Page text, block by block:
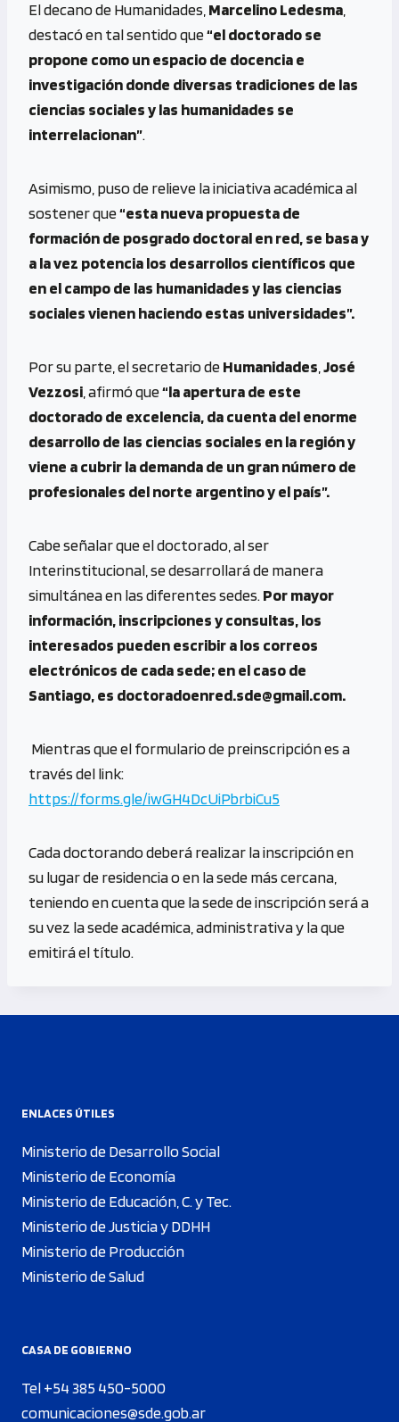
El decano de Humanidades, Marcelino Ledesma
destacó en tal sentido que“el doctorado se
propone como un espacio de docencia e
investigación donde diversas tradiciones de las
ciencias sociales y las humanidades se
interrelacionan”.
Asimismo, puso de relieve la iniciativa académica al
sostener que“esta nueva propuesta de
formación de posgrado doctoral en red, se basa y
a la vez potencia los desarrollos científicos que
en el campo de las humanidades y las ciencias
sociales vienen haciendo estas universidades”.
Por su parte, el secretario deHumanidades José
Vezzosi , afirmó que“la apertura de este
doctorado de excelencia, da cuenta del enorme
desarrollo de las ciencias sociales en la región y
viene a cubrir la demanda de un gran número de
profesionales del norte argentino y el país”.
Cabe señalar que el doctorado, al ser
Interinstitucional, se desarrollará de manera
simultánea en las diferentes sedes. Por mayor
información, inscripciones y consultas, los
interesados pueden escribir a los correos
electrónicos de cada sede; en el caso de
Santiago, es doctoradoenred.sde@gmail.com.
Mientras que el formulario de preinscripción es a
través del link:
https://forms.gle/iwGH4DcUiPbrbiCu5
Cada doctorando deberá realizar la inscripción en
su lugar de residencia o en la sede más cercana,
teniendo en cuenta que la sede de inscripción será a
su vez la sede académica, administrativa y la que
emitirá el título.
ENLACES ÚTILES
Ministerio de Desarrollo Social
Ministerio de Economía
Ministerio de Educación, C. y Tec.
Ministerio de Justicia y DDHH
Ministerio de Producción
Ministerio de Salud
CASA DE GOBIERNO
Tel +54 385 450-5000
comunicaciones@sde.gob.ar